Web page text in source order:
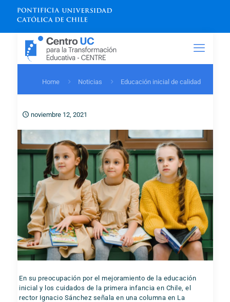
Home Noticias Educación inicial de calidad
noviembre 12, 2021
En su preocupación por el mejoramiento de la educación
inicial y los cuidados de la primera infancia en Chile, el
rector Ignacio Sánchez señala en una columna en La